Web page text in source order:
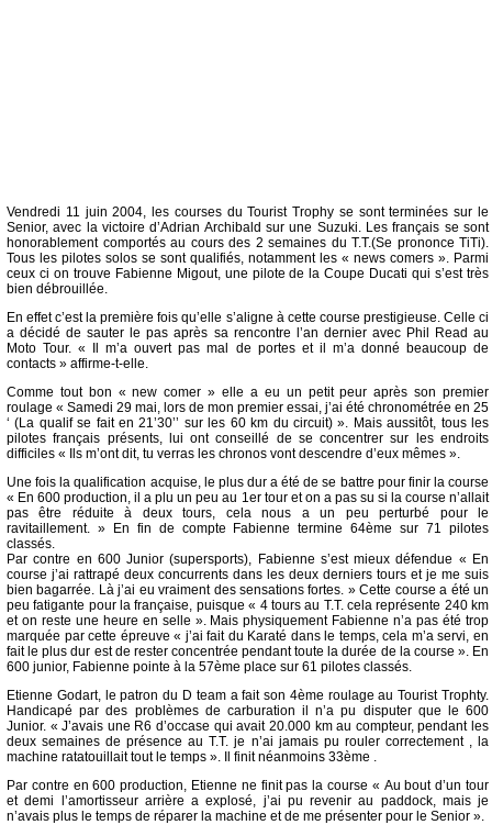
Vendredi 11 juin 2004, les courses du Tourist Trophy se sont terminées sur le
Senior, avec la victoire d’Adrian Archibald sur une Suzuki. Les français se sont
honorablement comportés au cours des 2 semaines du T.T.(Se prononce TiTi).
Tous les pilotes solos se sont qualifiés, notamment les « news comers ». Parmi
ceux ci on trouve Fabienne Migout, une pilote de la Coupe Ducati qui s’est très
bien débrouillée.
En effet c’est la première fois qu’elle s’aligne à cette course prestigieuse. Celle ci
a décidé de sauter le pas après sa rencontre l’an dernier avec Phil Read au
Moto Tour. « Il m’a ouvert pas mal de portes et il m’a donné beaucoup de
contacts » affirme-t-elle.
Comme tout bon « new comer » elle a eu un petit peur après son premier
roulage « Samedi 29 mai, lors de mon premier essai, j’ai été chronométrée en 25
‘ (La qualif se fait en 21’30’’ sur les 60 km du circuit) ». Mais aussitôt, tous les
pilotes français présents, lui ont conseillé de se concentrer sur les endroits
difficiles « Ils m’ont dit, tu verras les chronos vont descendre d’eux mêmes ».
Une fois la qualification acquise, le plus dur a été de se battre pour finir la course
« En 600 production, il a plu un peu au 1er tour et on a pas su si la course n’allait
pas être réduite à deux tours, cela nous a un peu perturbé pour le
ravitaillement. » En fin de compte Fabienne termine 64ème sur 71 pilotes
classés.
Par contre en 600 Junior (supersports), Fabienne s’est mieux défendue « En
course j’ai rattrapé deux concurrents dans les deux derniers tours et je me suis
bien bagarrée. Là j’ai eu vraiment des sensations fortes. » Cette course a été un
peu fatigante pour la française, puisque « 4 tours au T.T. cela représente 240 km
et on reste une heure en selle ». Mais physiquement Fabienne n’a pas été trop
marquée par cette épreuve « j’ai fait du Karaté dans le temps, cela m’a servi, en
fait le plus dur est de rester concentrée pendant toute la durée de la course ». En
600 junior, Fabienne pointe à la 57ème place sur 61 pilotes classés.
Etienne Godart, le patron du D team a fait son 4ème roulage au Tourist Trophty.
Handicapé par des problèmes de carburation il n’a pu disputer que le 600
Junior. « J’avais une R6 d’occase qui avait 20.000 km au compteur, pendant les
deux semaines de présence au T.T. je n’ai jamais pu rouler correctement , la
machine ratatouillait tout le temps ». Il finit néanmoins 33ème .
Par contre en 600 production, Etienne ne finit pas la course « Au bout d’un tour
et demi l’amortisseur arrière a explosé, j’ai pu revenir au paddock, mais je
n’avais plus le temps de réparer la machine et de me présenter pour le Senior ».